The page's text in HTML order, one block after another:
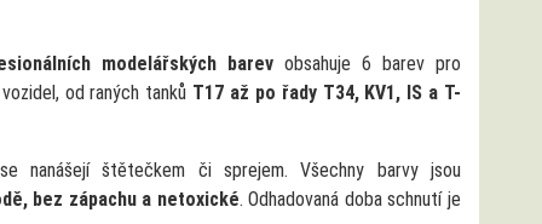
modelářských barevobsahuje 6 barev pro
od raných tanků T17 až po řady T34, KV1, IS a T-
nanášejí štětečkem či sprejem. Všechny barvy jsou
bez zápachu a netoxické. Odhadovaná doba schnutí je